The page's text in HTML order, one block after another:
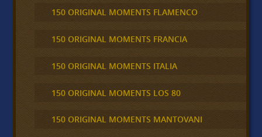
150 ORIGINAL MOMENTS FLAMENCO
150 ORIGINAL MOMENTS FRANCIA
150 ORIGINAL MOMENTS ITALIA
150 ORIGINAL MOMENTS LOS 80
150 ORIGINAL MOMENTS MANTOVANI